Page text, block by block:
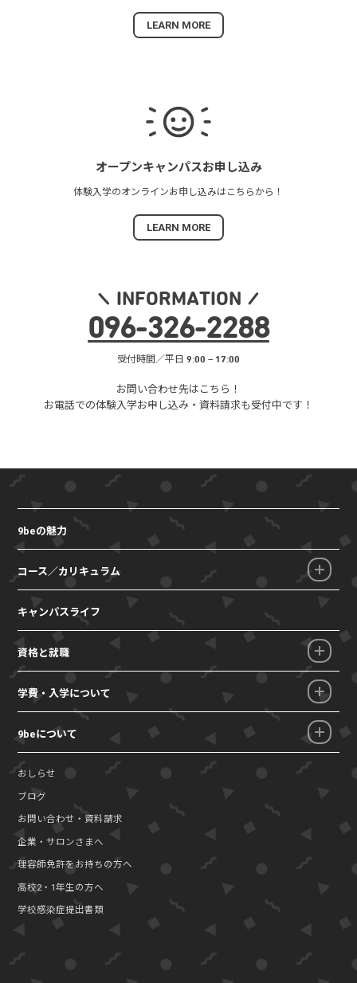
LEARN MORE
オープンキャンパスお申し込み
体験入学のオンラインお申し込みは こちらから！
LEARN MORE
INFORMATION
096-326-2288
受付時間／平日 9:00 – 17:00
お問い合わせ先はこちら！
お電話での体験入学お申し込み・ 資料請求も受付中です！
9beの魅力
コース／カリキュラム
キャンパスライフ
資格と就職
学費・入学について
9beについて
おしらせ
ブログ
お問い合わせ・資料請求
企業・サロンさまへ
理容師免許をお持ちの方へ
高校2・1年生の方へ
学校感染症提出書類